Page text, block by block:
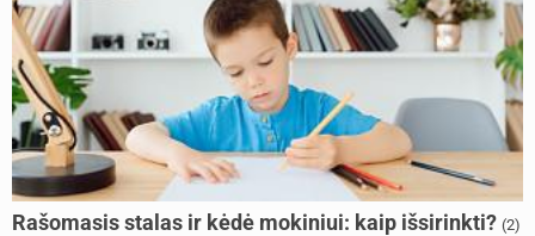
Rašomasis stalas ir kėdė mokiniui: kaip išsirinkti? (2)